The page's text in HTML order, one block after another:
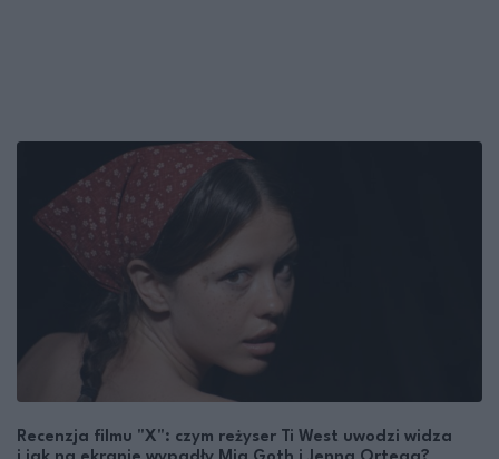
Recenzja filmu "X": czym reżyser Ti West uwodzi widza